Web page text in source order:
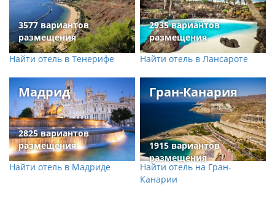
3577 вариантов
размещения
Найти отель в Тенерифе
2935 вариантов
размещения
Найти отель в Лансароте
Мадрид
2825 вариантов
размещения
Найти отель в Мадриде
Гран-Канария
1915 вариантов
размещения
Найти отель на Гран-
Канарии